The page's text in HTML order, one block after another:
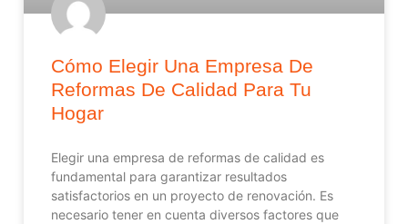
Cómo Elegir Una Empresa De
Reformas De Calidad Para Tu
Hogar
Elegir una empresa de reformas de calidad es
fundamental para garantizar resultados
satisfactorios en un proyecto de renovación. Es
necesario tener en cuenta diversos factores que